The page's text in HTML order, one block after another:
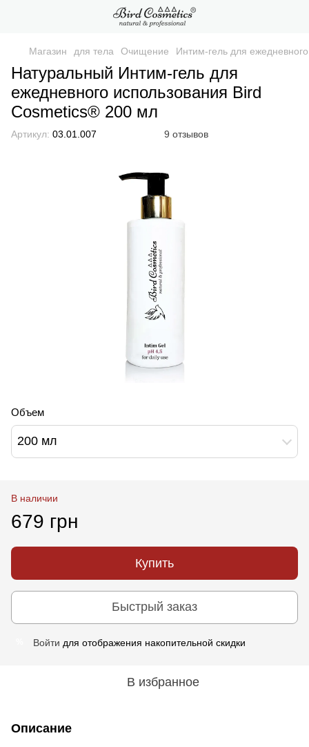
Магазин для тела Очищение Интим-гель для
Натуральный Интим-гель для
ежедневного использования Bird
Cosmetics® 200 мл
Артикул: 03.01.007 9 отзывов
Объем
200 мл
В наличии
679 грн
Купить
Быстрый заказ
Войти для отображения накопительной скидки
В избранное
Описание